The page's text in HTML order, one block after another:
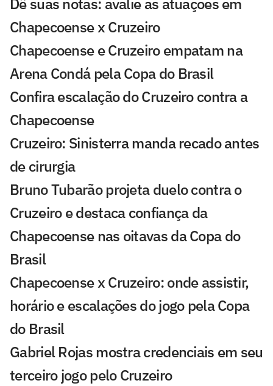
Chapecoense x Cruzeiro
Chapecoense e Cruzeiro empatam na
Arena Condá pela Copa do Brasil
Confira escalação do Cruzeiro contra a
Chapecoense
Cruzeiro: Sinisterra manda recado antes
de cirurgia
Bruno Tubarão projeta duelo contra o
Cruzeiro e destaca confiança da
Chapecoense nas oitavas da Copa do
Brasil
Chapecoense x Cruzeiro: onde assistir,
horário e escalações do jogo pela Copa
do Brasil
Gabriel Rojas mostra credenciais em seu
terceiro jogo pelo Cruzeiro